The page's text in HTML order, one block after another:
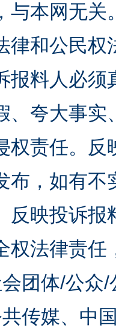
与本网无
律和公民
报料人必
、夸大事
权责任。
布，如有
反映投诉
权法律责
团体/公众
传媒、中